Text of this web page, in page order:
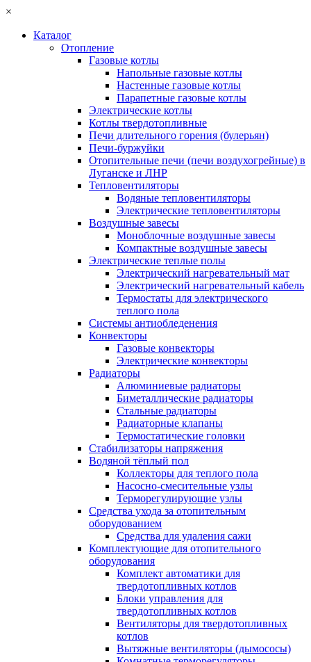
×
Каталог
Отопление
Газовые котлы
Напольные газовые котлы
Настенные газовые котлы
Парапетные газовые котлы
Электрические котлы
Котлы твердотопливные
Печи длительного горения (булерьян)
Печи-буржуйки
Отопительные печи (печи воздухогрейные) в
Луганске и ЛНР
Тепловентиляторы
Водяные тепловентиляторы
Электрические тепловентиляторы
Воздушные завесы
Моноблочные воздушные завесы
Компактные воздушные завесы
Электрические теплые полы
Электрический нагревательный мат
Электрический нагревательный кабель
Термостаты для электрического
теплого пола
Системы антиобледенения
Конвекторы
Газовые конвекторы
Электрические конвекторы
Радиаторы
Алюминиевые радиаторы
Биметаллические радиаторы
Стальные радиаторы
Радиаторные клапаны
Термостатические головки
Стабилизаторы напряжения
Водяной тёплый пол
Коллекторы для теплого пола
Насосно-смесительные узлы
Терморегулирующие узлы
Средства ухода за отопительным
оборудованием
Средства для удаления сажи
Комплектующие для отопительного
оборудования
Комплект автоматики для
твердотопливных котлов
Блоки управления для
твердотопливных котлов
Вентиляторы для твердотопливных
котлов
Вытяжные вентиляторы (дымососы)